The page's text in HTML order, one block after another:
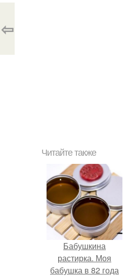
⇦
Читайте также
Бабушкина
растирка. Моя
бабушка в 82 года